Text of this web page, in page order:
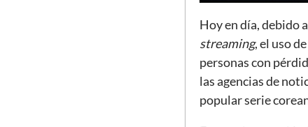
Hoy en día, debido
streaming, el uso
personas con
las agencias de
popular serie